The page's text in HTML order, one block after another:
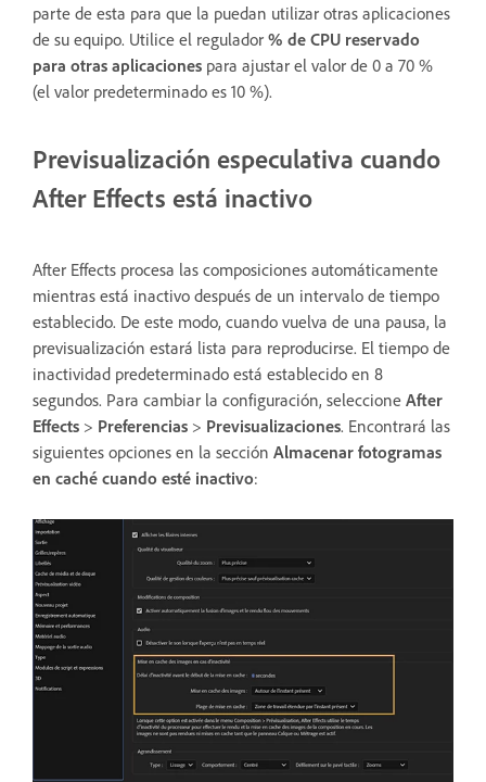
parte de esta para que la puedan utilizar otras aplicaciones
de su equipo. Utilice el regulador % de CPU reservado
para otras aplicaciones para ajustar el valor de 0 a 70 %
(el valor predeterminado es 10 %).
Previsualización especulativa cuando
After Effects está inactivo
After Effects procesa las composiciones automáticamente
mientras está inactivo después de un intervalo de tiempo
establecido. De este modo, cuando vuelva de una pausa, la
previsualización estará lista para reproducirse. El tiempo de
inactividad predeterminado está establecido en 8
segundos. Para cambiar la configuración, seleccione After
Effects > Preferencias > Previsualizaciones. Encontrará las
siguientes opciones en la sección Almacenar fotogramas
en caché cuando esté inactivo: